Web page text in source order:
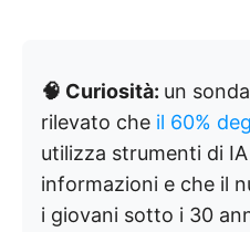
🧠 Curiosità: un
rilevato che il 60%
utilizza strumenti di
informazioni e che il
i giovani sotto i 30